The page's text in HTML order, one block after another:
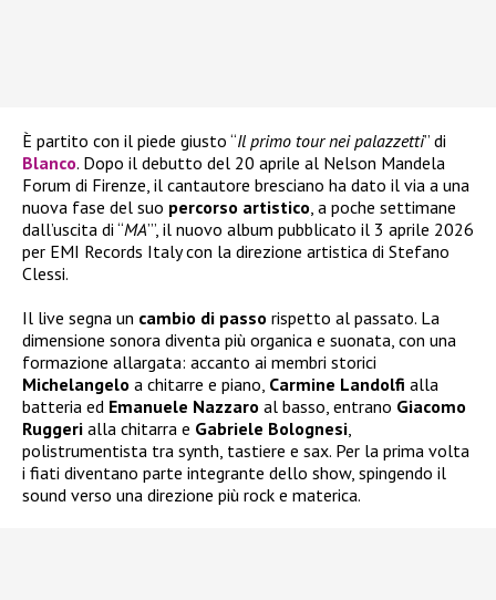
È partito con il piede giusto “Il primo tour nei palazzetti” di
Blanco. Dopo il debutto del 20 aprile al Nelson Mandela
Forum di Firenze, il cantautore bresciano ha dato il via a una
nuova fase del suo percorso artistico , a poche settimane
dall’uscita di “MA’”, il nuovo album pubblicato il 3 aprile 2026
per EMI Records Italy con la direzione artistica di Stefano
Clessi.
Il live segna un cambio di passo rispetto al passato. La
dimensione sonora diventa più organica e suonata, con una
formazione allargata: accanto ai membri storici
Michelangelo a chitarre e piano, Carmine Landolfi alla
batteria ed Emanuele Nazzaro al basso, entrano Giacomo
Ruggeri alla chitarra e Gabriele Bolognesi
polistrumentista tra synth, tastiere e sax. Per la prima volta
i fiati diventano parte integrante dello show, spingendo il
sound verso una direzione più rock e materica.